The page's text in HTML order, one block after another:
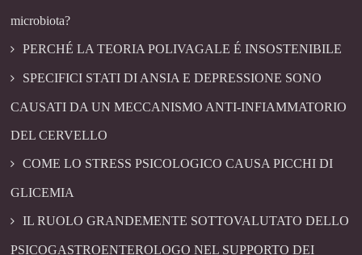
microbiota?
PERCHÉ LA TEORIA POLIVAGALE É INSOSTENIBILE
SPECIFICI STATI DI ANSIA E DEPRESSIONE SONO
CAUSATI DA UN MECCANISMO ANTI-INFIAMMATORIO
DEL CERVELLO
COME LO STRESS PSICOLOGICO CAUSA PICCHI DI
GLICEMIA
IL RUOLO GRANDEMENTE SOTTOVALUTATO DELLO
PSICOGASTROENTEROLOGO NEL SUPPORTO DEI